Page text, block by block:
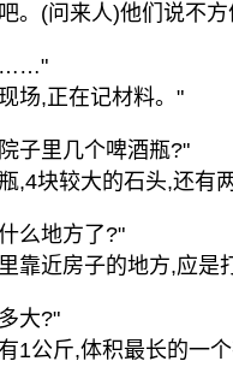
。(问来人)他们说不
……"
场,正在记材料。"
子里几个啤酒瓶?"
,4块较大的石头,还有
么地方了?"
靠近房子的地方,应
大?"
1公斤,体积最长的一